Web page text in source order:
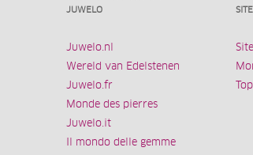
JUWELO
Juwelo.nl
Wereld van Edelstenen
Juwelo.fr
Monde des pierres
Juwelo.it
Il mondo delle gemme